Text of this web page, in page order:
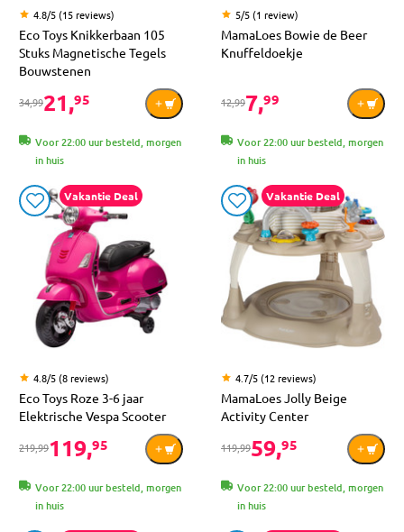
4.8/5 (15 reviews)
Eco Toys Knikkerbaan 105
Stuks Magnetische Tegels
Bouwstenen
34,9921,95
Voor 22:00 uur besteld, morgen
in huis
5/5 (1 review)
MamaLoes Bowie de Beer
Knuffeldoekje
12,997,99
Voor 22:00 uur besteld, morgen
in huis
Vakantie Deal
4.8/5 (8 reviews)
Eco Toys Roze 3-6 jaar
Elektrische Vespa Scooter
219,99119,95
Voor 22:00 uur besteld, morgen
in huis
Vakantie Deal
4.7/5 (12 reviews)
MamaLoes Jolly Beige
Activity Center
119,9959,95
Voor 22:00 uur besteld, morgen
in huis